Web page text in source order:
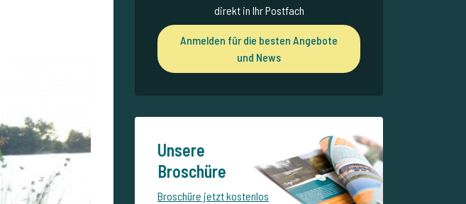
direkt in Ihr Postfach
Anmelden für die besten Angebote
und News
Unsere
Broschüre
Broschüre jetzt kostenlos